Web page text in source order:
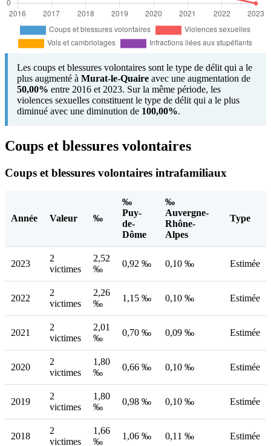
Les coups et blessures volontaires sont le type de délit qui a le
plus augmenté à Murat-le-Quaire avec une augmentation de
50,00% entre 2016 et 2023. Sur la même période, les
violences sexuelles constituent le type de délit qui a le plus
diminué avec une diminution de 100,00%.
Coups et blessures volontaires
Coups et blessures volontaires intrafamiliaux
Année Valeur ‰
‰
Puy-
de-
Dôme
‰
Auvergne-
Rhône-
Alpes
Type
2023
2
victimes
2,52
‰
0,92 ‰ 0,10 ‰ Estimée
2022
2
victimes
2,26
‰
1,15 ‰ 0,10 ‰ Estimée
2021
2
victimes
2,01
‰
0,70 ‰ 0,09 ‰ Estimée
2020
2
victimes
1,80
‰
0,66 ‰ 0,10 ‰ Estimée
2019
2
victimes
1,80
‰
0,98 ‰ 0,10 ‰ Estimée
2018
2
victimes
1,66
‰
1,06 ‰ 0,11 ‰ Estimée